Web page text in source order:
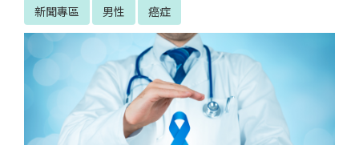
新聞專區 男性 癌症